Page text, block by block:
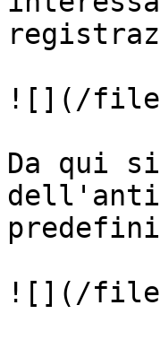
![](/files/
Da qui
![](/files/